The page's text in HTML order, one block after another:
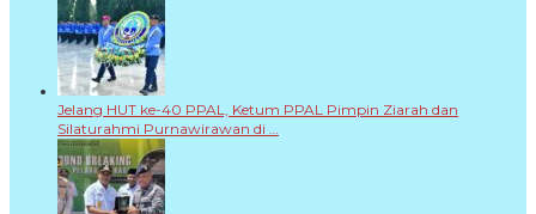
Jelang HUT ke-40 PPAL, Ketum PPAL Pimpin Ziarah dan
Silaturahmi Purnawirawan di …